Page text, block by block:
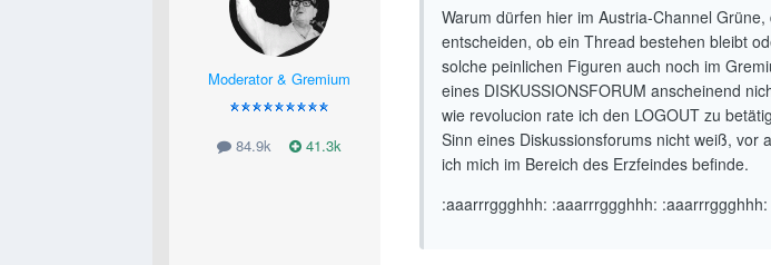
Moderator & Gremium
84.9k 41.3k
Warum dürfen hier im Austria-Channel
entscheiden, ob ein Thread bestehen bleibt
solche peinlichen Figuren auch noch im
eines DISKUSSIONSFORUM anscheinend
wie revolucion rate ich den LOGOUT zu
Sinn eines Diskussionsforums nicht weiß, vor
ich mich im Bereich des Erzfeindes befinde.
:aaarrrggghhh: :aaarrrggghhh: :aaarrrggghhh: